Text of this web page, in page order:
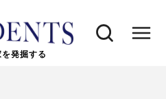
発掘する